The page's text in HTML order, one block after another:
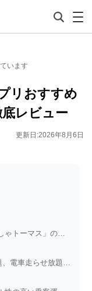
います
リおすすめ
レビュー
更新日:2026年8月6日
子どもも大人もアツくなる！ 「きかんしゃトーマス」のレースゲーム
電車ごっこをスマホで レール並べ放題、電車走らせ放題で子供が大喜び